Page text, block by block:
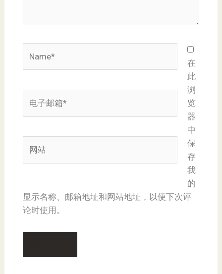
箱
站
在
此
浏
览
器
中
保
存
我
的
显示名称、邮箱地址和网站地址，以便下次评
论时使用。